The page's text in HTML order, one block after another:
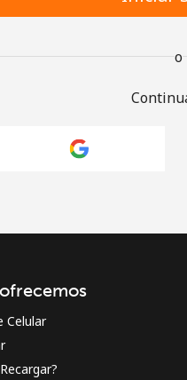
o
Celular